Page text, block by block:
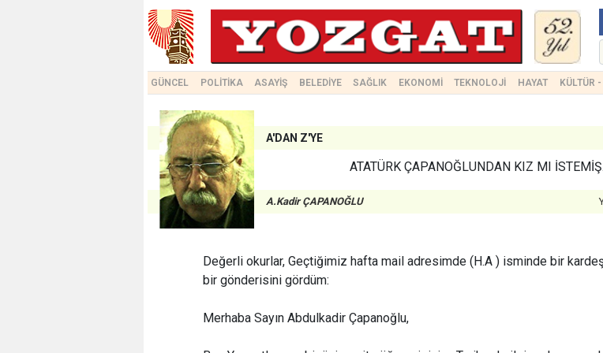
GÜNCEL POLİTİKA ASAYİŞ BELEDİYE SAĞLIK EKONOMİ TEKNOLOJİ HAYAT KÜLTÜR
A'DAN Z'YE
ATATÜRK ÇAPANOĞLUNDAN KIZ MI İSTEMİŞ.
A.Kadir ÇAPANOĞLU
Değerli okurlar, Geçtiğimiz hafta mail adresimde (H.A ) isminde bir
bir gönderisini gördüm:
Merhaba Sayın Abdulkadir Çapanoğlu,